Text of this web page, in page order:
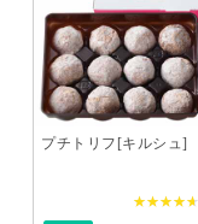
プチトリフ[キルシュ]
★★★★★
★★★★★